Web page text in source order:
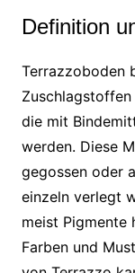
Definition
Terrazzoboden
die mit
werden. Diese
gegossen oder
einzeln verlegt
meist Pigmente
Farben und